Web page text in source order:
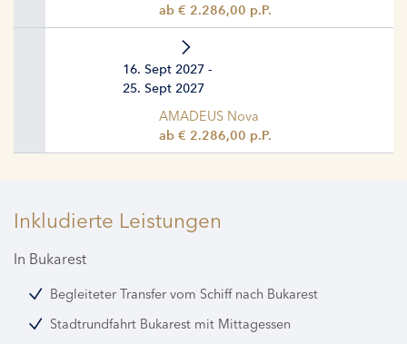
ab € 2.286,00 p.P.
16. Sept 2027 -
25. Sept 2027
AMADEUS Nova
ab € 2.286,00 p.P.
Inkludierte Leistungen
In Bukarest
Begleiteter Transfer vom Schiff nach Bukarest
Stadtrundfahrt Bukarest mit Mittagessen